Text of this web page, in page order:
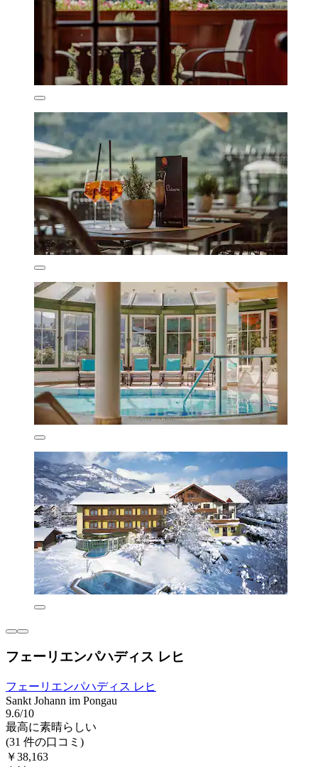
フェーリエンパハディス レヒ
フェーリエンパハディス レヒ
Sankt Johann im Pongau
9.6/10
最高に素晴らしい
(31 件の口コミ)
￥38,163